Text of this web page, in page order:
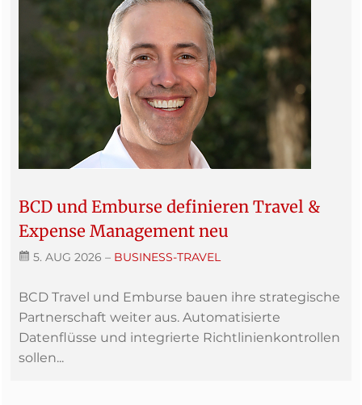
BCD und Emburse definieren Travel &
Expense Management neu
5. AUG 2026 – BUSINESS-TRAVEL
BCD Travel und Emburse bauen ihre strategische
Partnerschaft weiter aus. Automatisierte
Datenflüsse und integrierte Richtlinienkontrollen
sollen...